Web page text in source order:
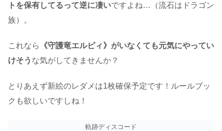
トを保有してるって逆に凄いですよね…（流石はドラゴン
族）。
これなら
《守護竜エルピィ》がいなくても元気にやってい
けそう な気がしてきませんか？
とりあえず新絵のレダメは1枚確保予定です！ルールブッ
クも欲しいですしね！
軌跡ディスコード